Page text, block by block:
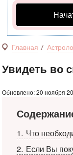
Главная
Увидеть во
Обновлено: 20 ноября
1
Что
2 Если Вы